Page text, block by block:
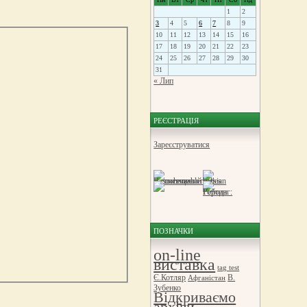
1
2
3
4 5 6 7 8
9
10
11 12 13 14 15
16
17
18 19 20 21 22
23
24
25 26 27 28 29
30
31
« Лип
РЕЄСТРАЦІЯ
Зареєструватися
ПОЗНАЧКИ
on-line
виставка tag test
Є.Котляр Афганістан В.
Зубенко
Відкриваємо